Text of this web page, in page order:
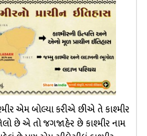
એમ બોલ્યા કરીએ છીએ તે કાશ્મીર
છે એ તો જગજાહેર છે કાશ્મીર નામ